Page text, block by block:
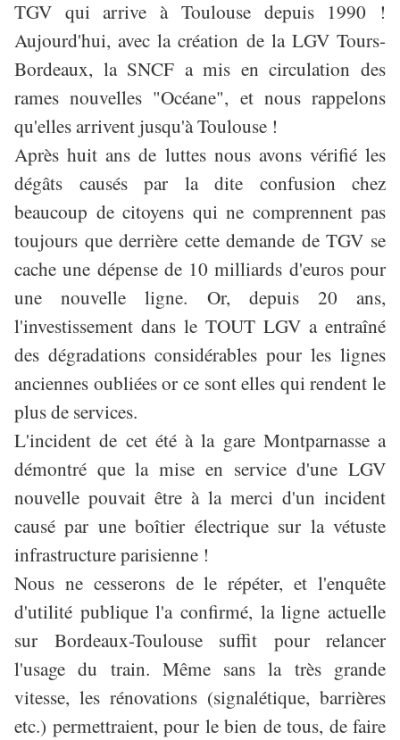
TGV qui arrive à Toulouse depuis 1990 !
Aujourd'hui, avec la création de la LGV Tours-
Bordeaux, la SNCF a mis en circulation des
rames nouvelles "Océane", et nous rappelons
qu'elles arrivent jusqu'à Toulouse !
Après huit ans de luttes nous avons vérifié les
dégâts causés par la dite confusion chez
beaucoup de citoyens qui ne comprennent pas
toujours que derrière cette demande de TGV se
cache une dépense de 10 milliards d'euros pour
une nouvelle ligne. Or, depuis 20 ans,
l'investissement dans le TOUT LGV a entraîné
des dégradations considérables pour les lignes
anciennes oubliées or ce sont elles qui rendent le
plus de services.
L'incident de cet été à la gare Montparnasse a
démontré que la mise en service d'une LGV
nouvelle pouvait être à la merci d'un incident
causé par une boîtier électrique sur la vétuste
infrastructure parisienne !
Nous ne cesserons de le répéter, et l'enquête
d'utilité publique l'a confirmé, la ligne actuelle
sur Bordeaux-Toulouse suffit pour relancer
l'usage du train. Même sans la très grande
vitesse, les rénovations (signalétique, barrières
etc.) permettraient, pour le bien de tous, de faire